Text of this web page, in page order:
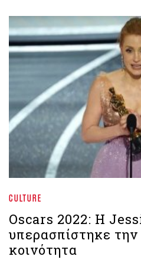
CULTURE
Oscars 2022: H
υπερασπίστηκε την
κοινότητα